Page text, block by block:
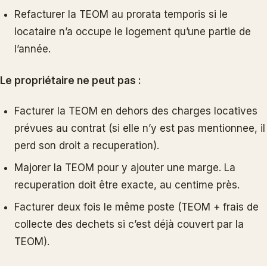
Refacturer la TEOM au prorata temporis si le
locataire n’a occupe le logement qu’une partie de
l’année.
Le propriétaire ne peut pas :
Facturer la TEOM en dehors des charges locatives
prévues au contrat (si elle n’y est pas mentionnee, il
perd son droit a recuperation).
Majorer la TEOM pour y ajouter une marge. La
recuperation doit être exacte, au centime près.
Facturer deux fois le même poste (TEOM + frais de
collecte des dechets si c’est déjà couvert par la
TEOM).